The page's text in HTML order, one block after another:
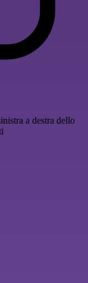
a destra dello